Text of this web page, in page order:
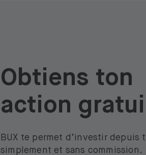
Obtiens ton
action
BUX te permet d’investir depuis
simplement et sans commission.